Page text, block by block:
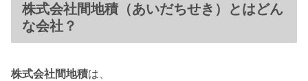
株式会社間地積（あいだちせき）とはどん
な会社？
株式会社間地積は、